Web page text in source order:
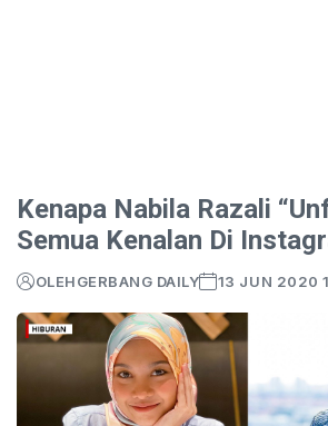
Kenapa Nabila Razali
Semua Kenalan Di
OLEHGERBANG DAILY 13 JUN 2020